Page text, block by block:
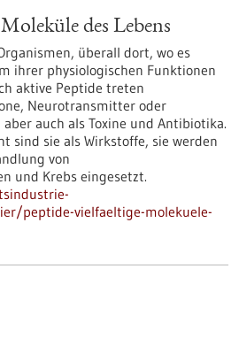
des Lebens
überall dort, wo es
ihrer physiologischen Funktionen
aktive Peptide treten
Neurotransmitter oder
auch als Toxine und Antibiotika.
sind sie als Wirkstoffe, sie werden
von
und Krebs eingesetzt.
peptide-vielfaeltige-molekuele-